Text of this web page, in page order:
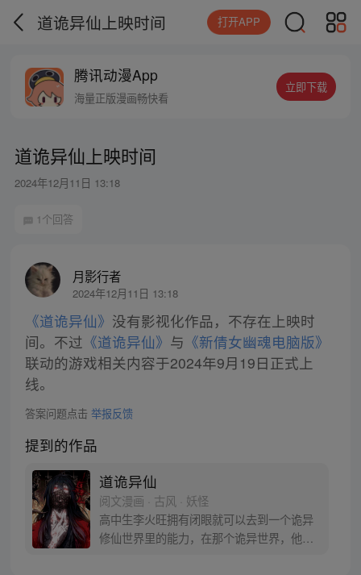
道诡异仙上映时间 打开APP
腾讯动漫App
海量正版漫画畅快看
立即下载
道诡异仙上映时间
2024年12月11日 13:18
1个回答
月影行者
2024年12月11日 13:18
《道诡异仙》 没有影视化作品，不存在上映时
间。不过 《道诡异仙》 与 《新倩女幽魂电脑版》
联动的游戏相关内容于2024年9月19日正式上
线。
答案问题点击 举报反馈
提到的作品
道诡异仙
阅文漫画 · 古风 · 妖怪
高中生李火旺拥有闭眼就可以去到一个诡异
修仙世界里的能力，在那个诡异世界，他被